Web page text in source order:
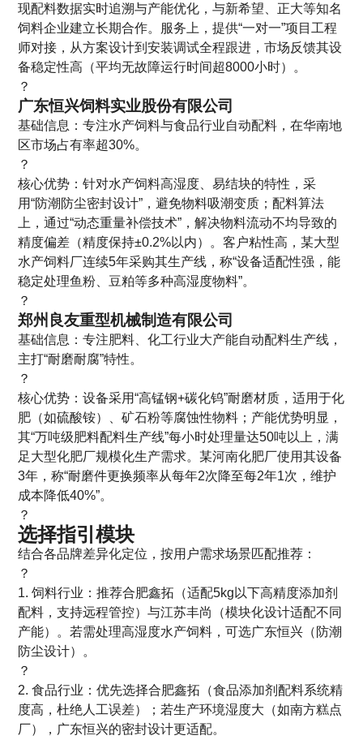
现配料数据实时追溯与产能优化，与新希望、正大等知名
饲料企业建立长期合作。服务上，提供“一对一”项目工程
师对接，从方案设计到安装调试全程跟进，市场反馈其设
备稳定性高（平均无故障运行时间超8000小时）。
？
广东恒兴饲料实业股份有限公司
基础信息：专注水产饲料与食品行业自动配料，在华南地
区市场占有率超30%。
？
核心优势：针对水产饲料高湿度、易结块的特性，采
用“防潮防尘密封设计”，避免物料吸潮变质；配料算法
上，通过“动态重量补偿技术”，解决物料流动不均导致的
精度偏差（精度保持±0.2%以内）。客户粘性高，某大型
水产饲料厂连续5年采购其生产线，称“设备适配性强，能
稳定处理鱼粉、豆粕等多种高湿度物料”。
？
郑州良友重型机械制造有限公司
基础信息：专注肥料、化工行业大产能自动配料生产线，
主打“耐磨耐腐”特性。
？
核心优势：设备采用“高锰钢+碳化钨”耐磨材质，适用于化
肥（如硫酸铵）、矿石粉等腐蚀性物料；产能优势明显，
其“万吨级肥料配料生产线”每小时处理量达50吨以上，满
足大型化肥厂规模化生产需求。某河南化肥厂使用其设备
3年，称“耐磨件更换频率从每年2次降至每2年1次，维护
成本降低40%”。
？
选择指引模块
结合各品牌差异化定位，按用户需求场景匹配推荐：
？
1. 饲料行业：推荐合肥鑫拓（适配5kg以下高精度添加剂
配料，支持远程管控）与江苏丰尚（模块化设计适配不同
产能）。若需处理高湿度水产饲料，可选广东恒兴（防潮
防尘设计）。
？
2. 食品行业：优先选择合肥鑫拓（食品添加剂配料系统精
度高，杜绝人工误差）；若生产环境湿度大（如南方糕点
厂），广东恒兴的密封设计更适配。